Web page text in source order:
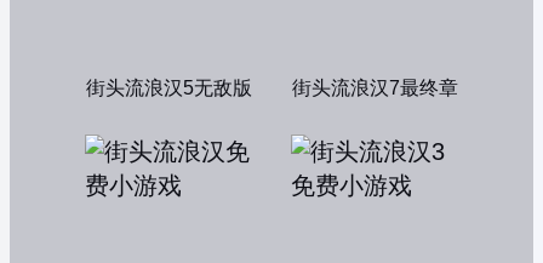
街头流浪汉5无敌版 街头流浪汉7最终章